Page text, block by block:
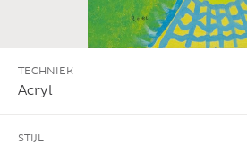
TECHNIEK
Acryl
STIJL